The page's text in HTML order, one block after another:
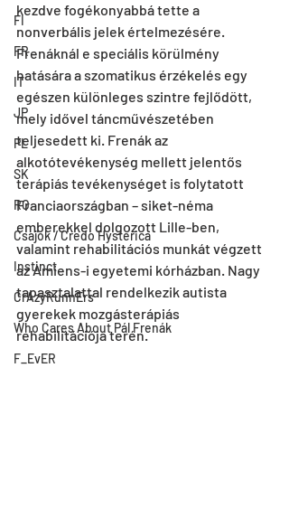
FI
FR
IT
JP
PL
SK
RO
Csajok / Credo Hysterica
Instinct
CrAzyRunnErs
Who Cares About Pál Frenák
F_EvER
kezdve fogékonyabbá tette a
nonverbális jelek értelmezésére.
Frenáknál e speciális körülmény
hatására a szomatikus érzékelés egy
egészen különleges szintre fejlődött,
mely idővel táncművészetében
teljesedett ki. Frenák az
alkotótevékenység mellett jelentős
terápiás tevékenységet is folytatott
Franciaországban – siket-néma
emberekkel dolgozott Lille-ben,
valamint rehabilitációs munkát végzett
az Amiens-i egyetemi kórházban. Nagy
tapasztalattal rendelkezik autista
gyerekek mozgásterápiás
rehabilitációja terén.